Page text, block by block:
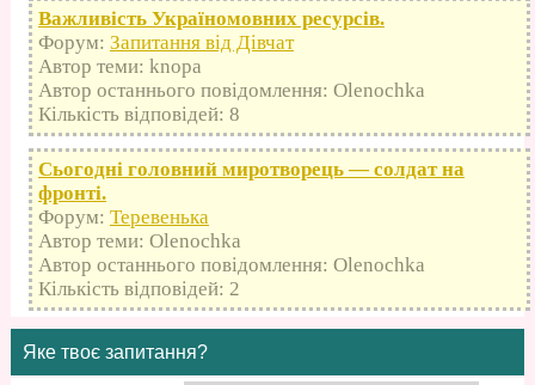
Важливість Україномовних ресурсів.
Форум: Запитання від Дівчат
Автор теми: knopa
Автор останнього повідомлення: Olenochka
Кількість відповідей: 8
Сьогодні головний миротворець — солдат на
фронті.
Форум: Теревенька
Автор теми: Olenochka
Автор останнього повідомлення: Olenochka
Кількість відповідей: 2
Яке твоє запитання?